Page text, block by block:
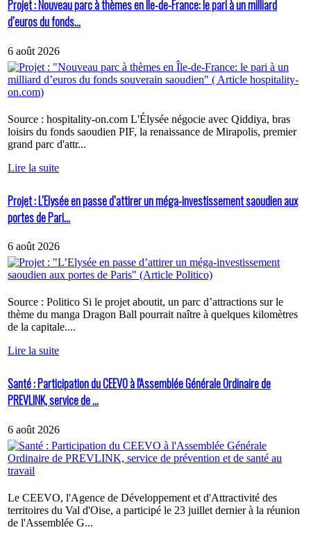
Projet : Nouveau parc à thèmes en Île-de-France: le pari à un milliard
d’euros du fonds...
6 août 2026
Source : hospitality-on.com L'Élysée négocie avec Qiddiya, bras
loisirs du fonds saoudien PIF, la renaissance de Mirapolis, premier
grand parc d'attr...
Lire la suite
Projet : L’Elysée en passe d’attirer un méga-investissement saoudien aux
portes de Pari...
6 août 2026
Source : Politico Si le projet aboutit, un parc d’attractions sur le
thème du manga Dragon Ball pourrait naître à quelques kilomètres
de la capitale....
Lire la suite
Santé : Participation du CEEVO à l'Assemblée Générale Ordinaire de
PREVLINK, service de ...
6 août 2026
Le CEEVO, l'Agence de Développement et d'Attractivité des
territoires du Val d'Oise, a participé le 23 juillet dernier à la réunion
de l'Assemblée G...